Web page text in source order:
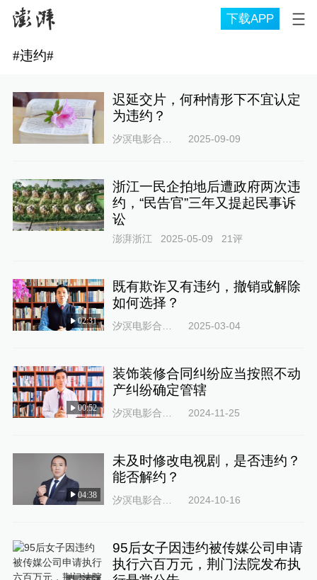
下载APP
#违约#
迟延交片，何种情形下不宜认定
为违约？
2025-09-09
浙江一民企拍地后遭政府两次违
约，“民告官”三年又提起民事诉
讼
澎湃浙江 2025-05-09 21评
02:31
既有欺诈又有违约，撤销或解除
如何选择？
汐溟电影合同律师66 2025-03-04
00:52
装饰装修合同纠纷应当按照不动
产纠纷确定管辖
2024-11-25
04:38
未及时修改电视剧，是否违约？
能否解约？
2024-10-16
95后女子因违约被传媒公司申请
执行六百万元，荆门法院发布执